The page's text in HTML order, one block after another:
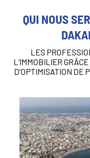
QUI NOUS
LES
L’IMMOBILIER
D’OPTIMISATION DE